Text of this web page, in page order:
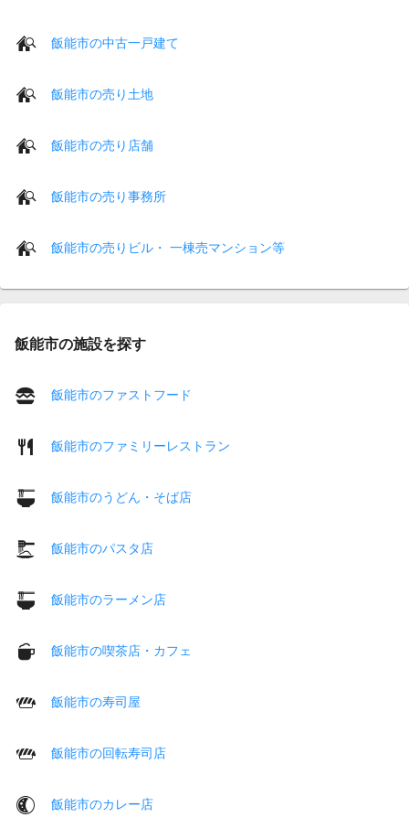
飯能市の中古一戸建て
飯能市の売り土地
飯能市の売り店舗
飯能市の売り事務所
飯能市の売りビル・ 一棟売マンション等
飯能市の施設を探す
飯能市のファストフード
飯能市のファミリーレストラン
飯能市のうどん・そば店
飯能市のパスタ店
飯能市のラーメン店
飯能市の喫茶店・カフェ
飯能市の寿司屋
飯能市の回転寿司店
飯能市のカレー店